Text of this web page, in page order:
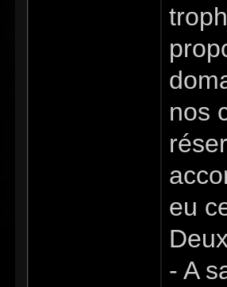
nos
eu
- A